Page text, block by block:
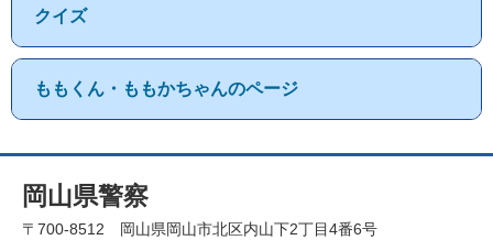
クイズ
ももくん・ももかちゃんのページ
岡山県警察
〒700-8512 岡山県岡山市北区内山下2丁目4番6号